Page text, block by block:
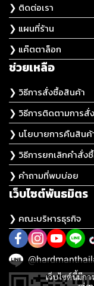
เว็บไซต์นี้มีก
❯ ติดต่อเรา
❯ แผนที่ร้าน
❯ แค๊ตตาล็อก
ช่วยเหลือ
❯ วิธีการสั่งซื้อสินค้า
❯ วิธีการติดตามการสั่
❯ นโยบายการคืนสินค้
❯ วิธีการยกเลิกคำสั่ง
❯ คำถามที่พบบ่อย
เว็บไซต์พันธมิตร
❯ คณะบริหารธุรกิจ